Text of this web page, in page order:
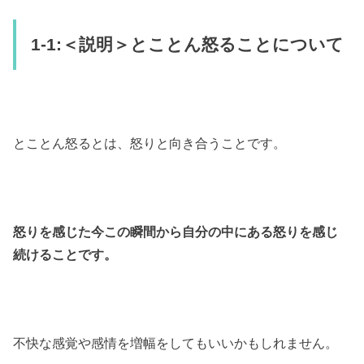
1-1:＜説明＞とことん怒ることについて
とことん怒るとは、怒りと向き合うことです。
怒りを感じた今この瞬間から自分の中にある怒りを感じ
続けることです。
不快な感覚や感情を増幅をしてもいいかもしれません。